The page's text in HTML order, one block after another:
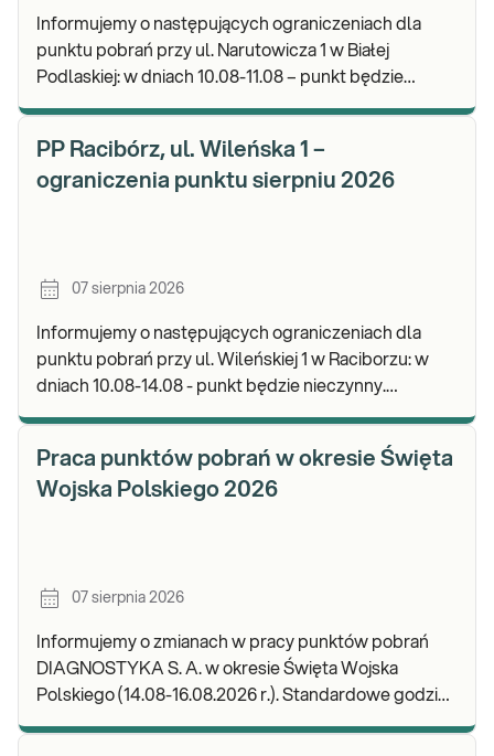
Informujemy o następujących ograniczeniach dla
punktu pobrań przy ul. Narutowicza 1 w Białej
Podlaskiej: w dniach 10.08-11.08 – punkt będzie
PP Racibórz, ul. Wileńska 1 –
ograniczenia punktu sierpniu 2026
07 sierpnia 2026
Informujemy o następujących ograniczeniach dla
punktu pobrań przy ul. Wileńskiej 1 w Raciborzu: w
dniach 10.08-14.08 - punkt będzie nieczynny.
Praca punktów pobrań w okresie Święta
Wojska Polskiego 2026
07 sierpnia 2026
Informujemy o zmianach w pracy punktów pobrań
DIAGNOSTYKA S. A. w okresie Święta Wojska
Polskiego (14.08-16.08.2026 r.). Standardowe godziny